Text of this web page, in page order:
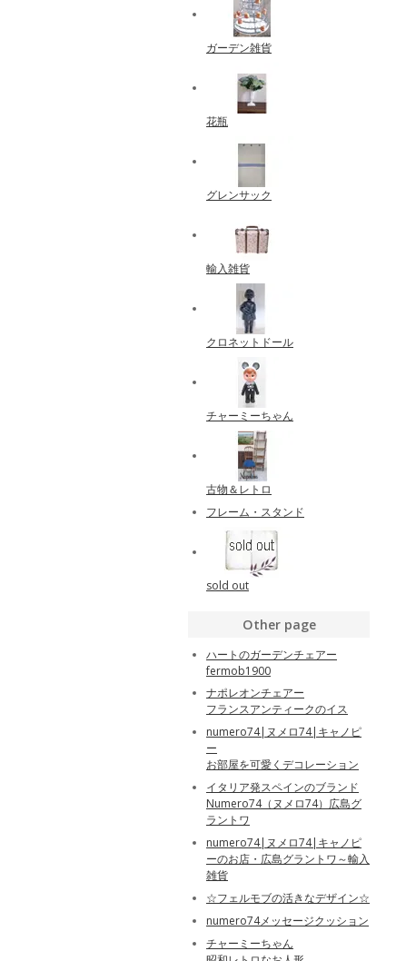
ガーデン雑貨
花瓶
グレンサック
輸入雑貨
クロネットドール
チャーミーちゃん
古物＆レトロ
フレーム・スタンド
sold out
Other page
ハートのガーデンチェアー
fermob1900
ナポレオンチェアー
フランスアンティークのイス
numero74|ヌメロ74|キャノピ
ー
お部屋を可愛くデコレーション
イタリア発スペインのブランド
Numero74（ヌメロ74）広島グ
ラントワ
numero74|ヌメロ74|キャノピ
ーのお店・広島グラントワ～輸入
雑貨
☆フェルモブの活きなデザイン☆
numero74メッセージクッション
チャーミーちゃん